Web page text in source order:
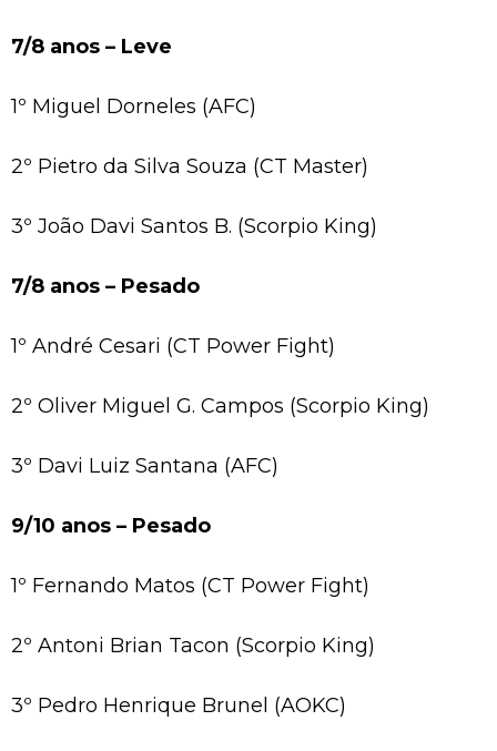
7/8 anos – Leve
1º Miguel Dorneles (AFC)
2º Pietro da Silva Souza (CT Master)
3º João Davi Santos B. (Scorpio King)
7/8 anos – Pesado
1º André Cesari (CT Power Fight)
2º Oliver Miguel G. Campos (Scorpio King)
3º Davi Luiz Santana (AFC)
9/10 anos – Pesado
1º Fernando Matos (CT Power Fight)
2º Antoni Brian Tacon (Scorpio King)
3º Pedro Henrique Brunel (AOKC)